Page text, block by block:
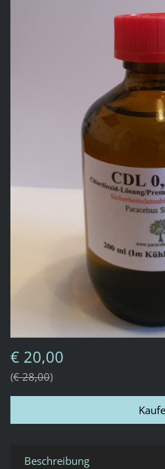
€ 20,00
€ 28,00
Beschreibung